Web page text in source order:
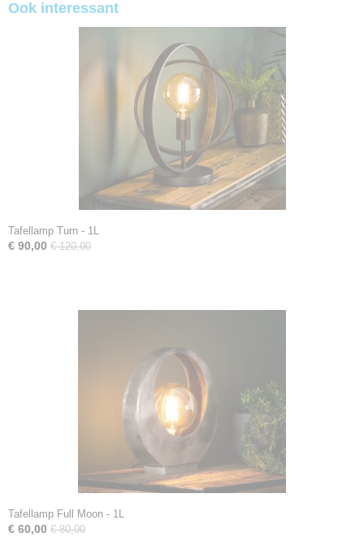
Ook interessant
Tafellamp Turn - 1L
€ 90,00 € 120,00
Tafellamp Full Moon - 1L
€ 60,00 € 80,00